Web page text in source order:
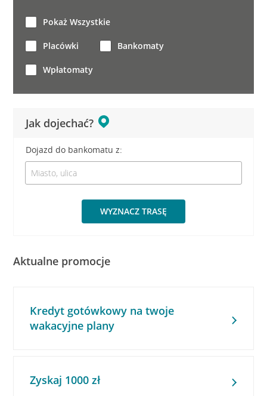
Jak dojechać?
Dojazd do bankomatu z:
WYZNACZ TRASĘ
Pokaż Wszystkie
Placówki Bankomaty
Wpłatomaty
Aktualne promocje
Kredyt gotówkowy na twoje
wakacyjne plany
Zyskaj 1000 zł